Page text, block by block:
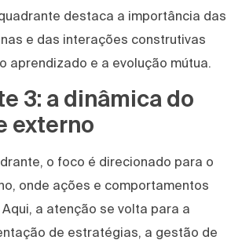
destaca a importância das
e das interações construtivas
aprendizado e a evolução mútua.
3: a dinâmica do
externo
o foco é direcionado para o
onde ações e comportamentos
a atenção se volta para a
de estratégias, a gestão de